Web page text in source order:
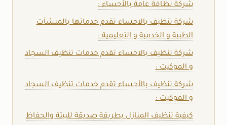
شركة نظافة عامة بالأحساء :
شركة تنظيف بالاحساء تقدم خدماتها بالمنشآت
الطبية و الخدمية و التعليمية :
شركة تنظيف بالاحساء تقدم خدمات تنظيف السجاد
و الموكيت :
شركة تنظيف بالأحساء تقدم خدمات تنظيف السجاد
و الموكيت :
كيفية تنظيف المنازل بطريقة صديقة للبيئة والحفاظ